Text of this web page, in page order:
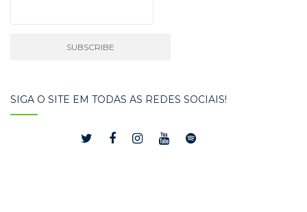
SIGA O SITE EM TODAS AS REDES SOCIAIS!